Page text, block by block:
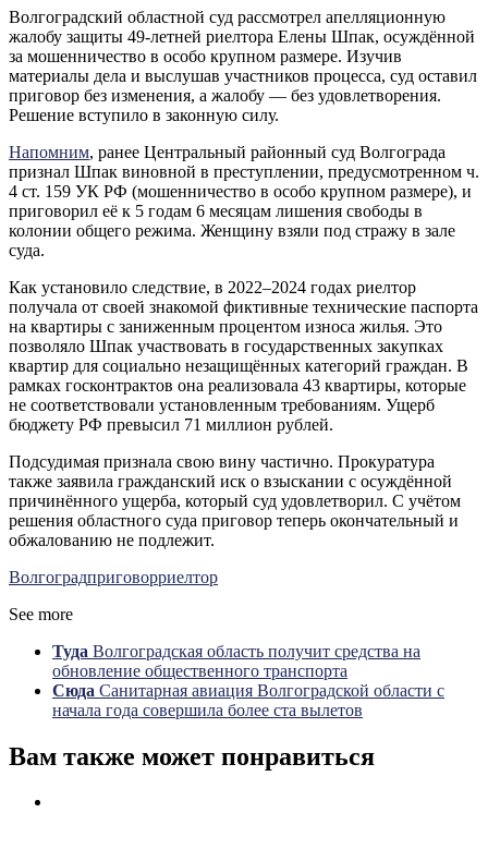
Волгоградский областной суд рассмотрел апелляционную
жалобу защиты 49-летней риелтора Елены Шпак, осуждённой
за мошенничество в особо крупном размере. Изучив
материалы дела и выслушав участников процесса, суд оставил
приговор без изменения, а жалобу — без удовлетворения.
Решение вступило в законную силу.
Напомним, ранее Центральный районный суд Волгограда
признал Шпак виновной в преступлении, предусмотренном ч.
4 ст. 159 УК РФ (мошенничество в особо крупном размере), и
приговорил её к 5 годам 6 месяцам лишения свободы в
колонии общего режима. Женщину взяли под стражу в зале
суда.
Как установило следствие, в 2022–2024 годах риелтор
получала от своей знакомой фиктивные технические паспорта
на квартиры с заниженным процентом износа жилья. Это
позволяло Шпак участвовать в государственных закупках
квартир для социально незащищённых категорий граждан. В
рамках госконтрактов она реализовала 43 квартиры, которые
не соответствовали установленным требованиям. Ущерб
бюджету РФ превысил 71 миллион рублей.
Подсудимая признала свою вину частично. Прокуратура
также заявила гражданский иск о взыскании с осуждённой
причинённого ущерба, который суд удовлетворил. С учётом
решения областного суда приговор теперь окончательный и
обжалованию не подлежит.
Волгоградприговорриелтор
See more
Туда Волгоградская область получит средства на
обновление общественного транспорта
Сюда Санитарная авиация Волгоградской области с
начала года совершила более ста вылетов
Вам также может понравиться